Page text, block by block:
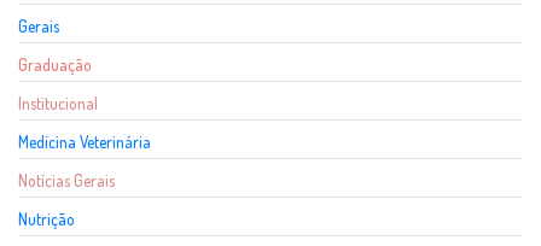
Gerais
Graduação
Institucional
Medicina Veterinária
Notícias Gerais
Nutrição